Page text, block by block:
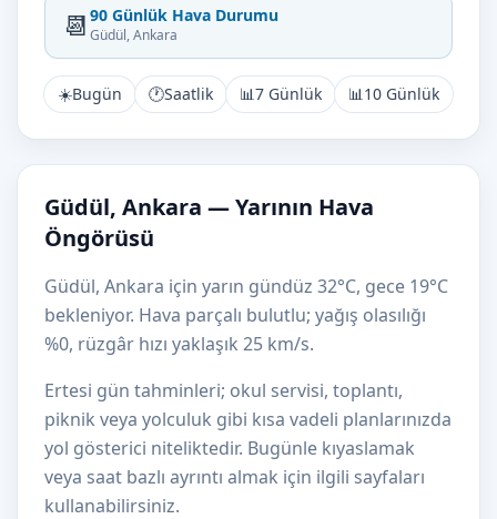
📆 90 Günlük Hava Durumu
Güdül, Ankara
☀️Bugün 🕐Saatlik 📊7 Günlük 📊10 Günlük
Güdül, Ankara — Yarının Hava
Öngörüsü
Güdül, Ankara için yarın gündüz 32°C, gece 19°C
bekleniyor. Hava parçalı bulutlu; yağış olasılığı
%0, rüzgâr hızı yaklaşık 25 km/s.
Ertesi gün tahminleri; okul servisi, toplantı,
piknik veya yolculuk gibi kısa vadeli planlarınızda
yol gösterici niteliktedir. Bugünle kıyaslamak
veya saat bazlı ayrıntı almak için ilgili sayfaları
kullanabilirsiniz.